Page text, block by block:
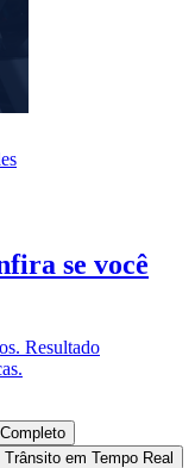
se você
Resultado
Trânsito em Tempo Real